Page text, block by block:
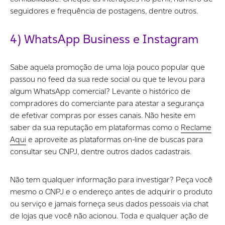
seguidores e frequência de postagens, dentre outros.
4) WhatsApp Business e Instagram
Sabe aquela promoção de uma loja pouco popular que
passou no feed da sua rede social ou que te levou para
algum WhatsApp comercial? Levante o histórico de
compradores do comerciante para atestar a segurança
de efetivar compras por esses canais. Não hesite em
saber da sua reputação em plataformas como o Reclame
Aquie aproveite as plataformas on-line de buscas para
consultar seu CNPJ, dentre outros dados cadastrais.
Não tem qualquer informação para investigar? Peça você
mesmo o CNPJ e o endereço antes de adquirir o produto
ou serviço e jamais forneça seus dados pessoais via chat
de lojas que você não acionou. Toda e qualquer ação de